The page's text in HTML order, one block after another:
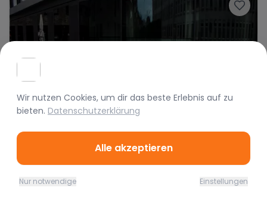
Wir nutzen Cookies, um dir das beste Erlebnis auf zu
bieten. Datenschutzerklärung
Alle akzeptieren
Nur notwendige Einstellungen